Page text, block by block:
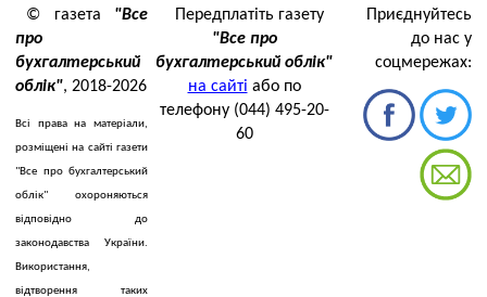
© газета "Все
про
бухгалтерський
облік", 2018-2026
Всі права на матеріали,
розміщені на сайті газети
"Все про бухгалтерський
облік" охороняються
відповідно до
законодавства України.
Використання,
відтворення таких
Передплатіть газету
"Все про
бухгалтерський облік"
на сайті або по
телефону (044) 495-20-
60
Приєднуйтесь
до нас у
соцмережах: